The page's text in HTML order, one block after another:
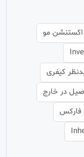
اکستنشن مو
کیفری
در خارج
فارکس